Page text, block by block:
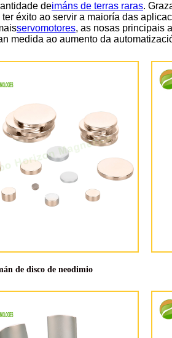
deimáns de terras raras.
éxito ao servir a maioría das
servomotores, as nosas principais
medida ao aumento da
de disco de neodimio